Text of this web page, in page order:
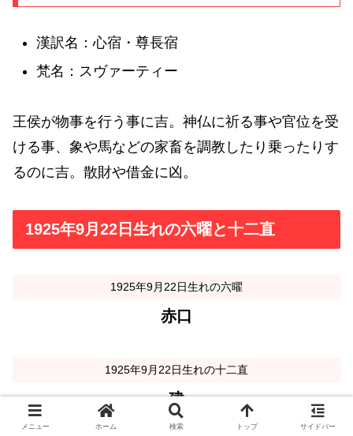
漢訳名：心宿・尊長宿
梵名：スヴァーティー
王侯が物事を行う事に吉。神仏に祈る事や官位を受
ける事、象や馬などの家畜を調教したり乗ったりす
るのに吉。散財や借金に凶。
1925年9月22日生れの六曜と十二直
1925年9月22日生れの六曜
赤口
1925年9月22日生れの十二直
建
メニュー ホーム 検索 トップ サイドバー